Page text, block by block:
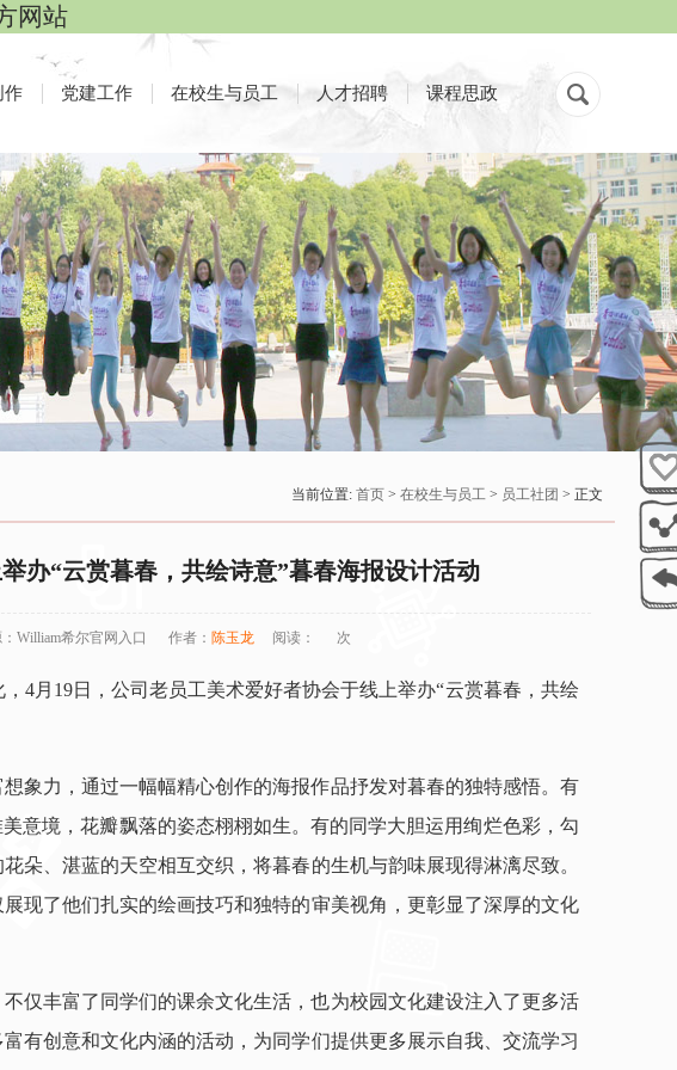
网站
作 党建工作 在校生与员工 人才招聘 课程思政
当前位置: 首页> 在校生与员工> 员工社团 > 正文
办“云赏暮春，共绘诗意”暮春海报设计活动
William希尔官网入口 作者： 陈玉龙 阅读： 次
4月19日，公司老员工美术爱好者协会于线上举办“云赏暮春，共绘
象力，通过一幅幅精心创作的海报作品抒发对暮春的独特感悟。有
意境，花瓣飘落的姿态栩栩如生。有的同学大胆运用绚烂色彩，勾
朵、湛蓝的天空相互交织，将暮春的生机与韵味展现得淋漓尽致。
现了他们扎实的绘画技巧和独特的审美视角，更彰显了深厚的文化
仅丰富了同学们的课余文化生活，也为校园文化建设注入了更多活
有创意和文化内涵的活动，为同学们提供更多展示自我、交流学习